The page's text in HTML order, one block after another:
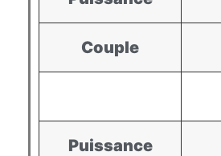
Couple
Puissance